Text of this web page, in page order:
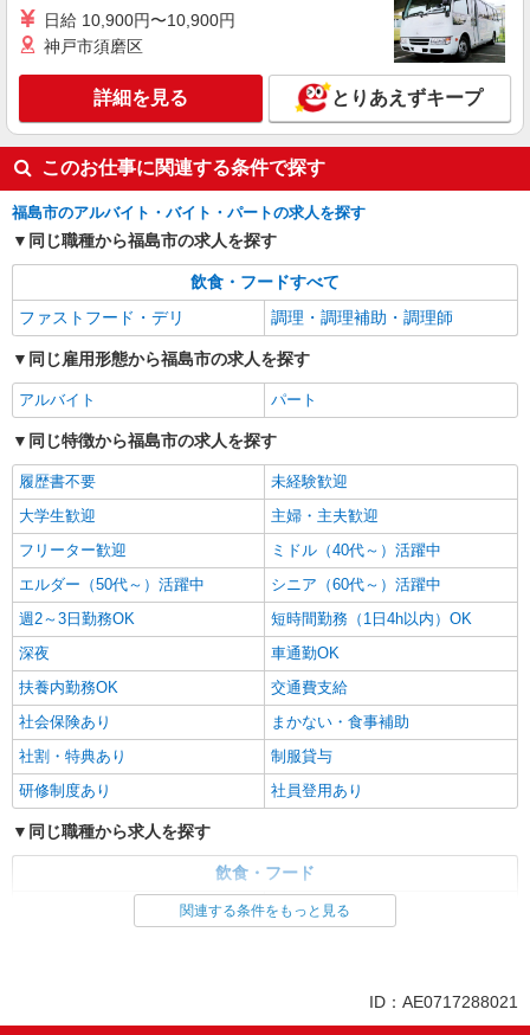
日給 10,900円〜10,900円
神戸市須磨区
詳細を見る とりあえずキープ
このお仕事に関連する条件で探す
福島市のアルバイト・バイト・パートの求人を探す
同じ職種から福島市の求人を探す
飲食・フードすべて
ファストフード・デリ
調理・調理補助・調理師
同じ雇用形態から福島市の求人を探す
アルバイト パート
同じ特徴から福島市の求人を探す
履歴書不要
未経験歓迎
大学生歓迎
主婦・主夫歓迎
フリーター歓迎
ミドル（40代～）活躍中
エルダー（50代～）活躍中
シニア（60代～）活躍中
週2～3日勤務OK
短時間勤務（1日4h以内）OK
深夜
車通勤OK
扶養内勤務OK
交通費支給
社会保険あり
まかない・食事補助
社割・特典あり
制服貸与
研修制度あり
社員登用あり
同じ職種から求人を探す
飲食・フード
ファストフード・デリ
調理・調理補助・調理師
ミドル（40代～）活躍中
週2～3日勤務OK
関連する条件をもっと見る
ID：AE0717288021